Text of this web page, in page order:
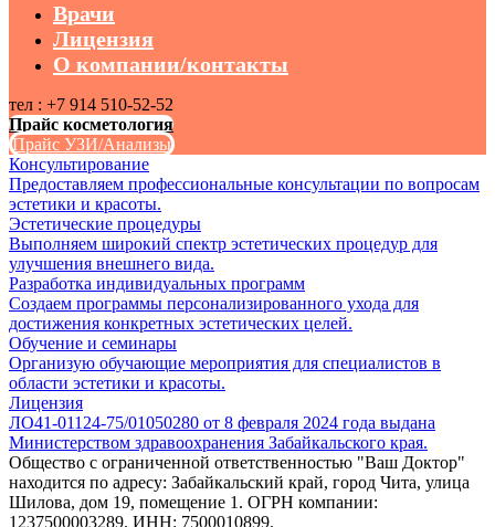
Врачи
Лицензия
О компании/контакты
тел : +7 914 510-52-52
Прайс косметология
Прайс УЗИ/Анализы
Консультирование
Предоставляем профессиональные консультации по вопросам
эстетики и красоты.
Эстетические процедуры
Выполняем широкий спектр эстетических процедур для
улучшения внешнего вида.
Разработка индивидуальных программ
Создаем программы персонализированного ухода для
достижения конкретных эстетических целей.
Обучение и семинары
Организую обучающие мероприятия для специалистов в
области эстетики и красоты.
Лицензия
ЛО41-01124-75/01050280 от 8 февраля 2024 года выдана
Министерством здравоохранения Забайкальского края.
Общество с ограниченной ответственностью "Ваш Доктор"
находится по адресу: Забайкальский край, город Чита, улица
Шилова, дом 19, помещение 1. ОГРН компании:
1237500003289. ИНН: 7500010899.